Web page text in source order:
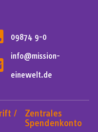
09874 9-0
info@mission-
einewelt.de
/
Zentrales
Spendenkonto